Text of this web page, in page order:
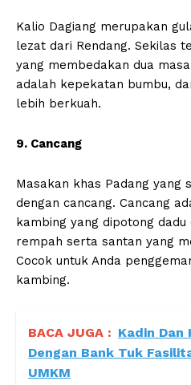
Kalio Dagiang merupakan
lezat dari Rendang. Sekilas
yang membedakan dua
adalah kepekatan bumbu,
lebih berkuah.
9. Cancang
Masakan khas Padang yang
dengan cancang. Cancang
kambing yang dipotong
rempah serta santan yang
Cocok untuk Anda
kambing.
BACA JUGA : Kadin Dan
Dengan Bank Tuk
UMKM